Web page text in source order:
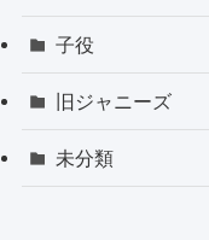
子役
旧ジャニーズ
未分類